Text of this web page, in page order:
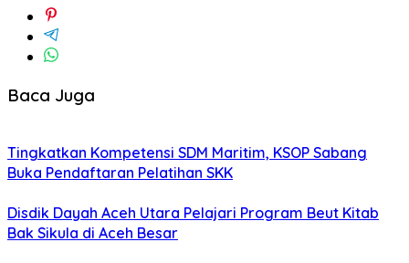
Baca Juga
Tingkatkan Kompetensi SDM Maritim, KSOP Sabang
Buka Pendaftaran Pelatihan SKK
Disdik Dayah Aceh Utara Pelajari Program Beut Kitab
Bak Sikula di Aceh Besar